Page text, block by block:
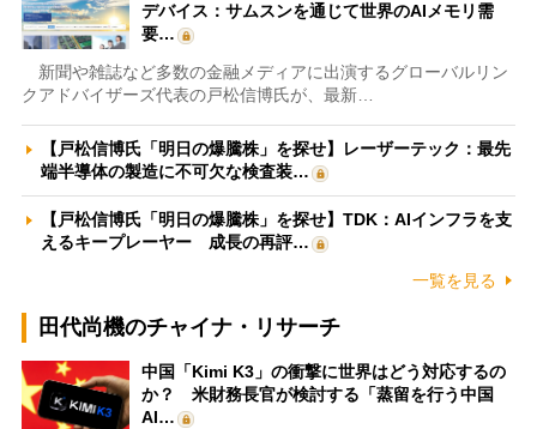
デバイス：サムスンを通じて世界のAIメモリ需
要…
新聞や雑誌など多数の金融メディアに出演するグローバルリン
クアドバイザーズ代表の戸松信博氏が、最新…
【戸松信博氏「明日の爆騰株」を探せ】レーザーテック：最先
端半導体の製造に不可欠な検査装…
【戸松信博氏「明日の爆騰株」を探せ】TDK：AIインフラを支
えるキープレーヤー 成長の再評…
一覧を見る
田代尚機のチャイナ・リサーチ
中国「Kimi K3」の衝撃に世界はどう対応するの
か？ 米財務長官が検討する「蒸留を行う中国
AI…